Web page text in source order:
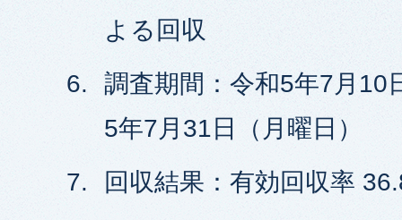
よる回収
調査期間：令和5年7月10
5年7月31日（月曜日）
回収結果：有効回収率